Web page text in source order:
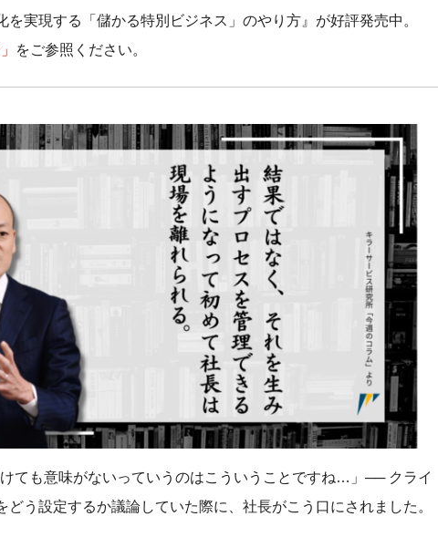
を実現する「儲かる特別ビジネス」のやり方』が好評発売中。
をご参照ください。
けても意味がないっていうのはこういうことですね…」── クライ
どう設定するか議論していた際に、社長がこう口にされました。